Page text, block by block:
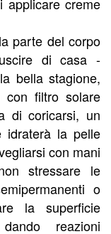
parte del corpo
di casa -
bella stagione,
con filtro solare
di coricarsi, un
idraterà la pelle
con mani
stressare le
o
la superficie
reazioni